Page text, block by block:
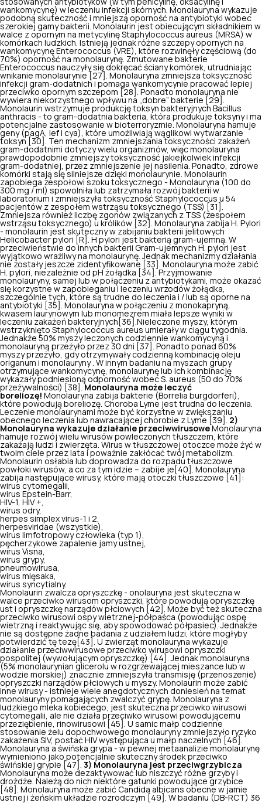
wankomycynę) w leczeniu infekcji skórnych. Monolauryna wykazuje
podobną skuteczność i mniejszą oporność na antybiotyki wobec
szerokiej gamy bakterii. Monolaurin jest obiecującym składnikiem w
walce z opornym na metycylinę Staphylococcus aureus (MRSA) w
komórkach ludzkich. Istnieją jednak różne szczepy opornych na
wankomycynę Enterococcus (VRE), które rozwinęły częściową (do
70%) oporność na monolaurynę. Zmutowane bakterie
Enterococcus nauczyły się dokręcać ściany komórek, utrudniając
wnikanie monolaurynie [27]. Monolauryna zmniejsza toksyczność
infekcji gram-dodatnich i pomaga wankomycynie pracować lepiej
przeciwko opornym szczepom [28]. Ponadto monolauryna nie
wywiera niekorzystnego wpływu na „dobre” bakterie [29].
Monolaurin wstrzymuje produkcję toksyn bakteryjnych Bacillus
anthracis - to gram-dodatnia bakteria, która produkuje toksyny i ma
potencjalne zastosowanie w bioterroryzmie. Monolauryna hamuje
geny (pagA, lef i cya), które umożliwiają wąglikowi wytwarzanie
toksyn [30]. Ten mechanizm zmniejszania toksyczności zakażeń
gram-dodatnimi dotyczy wielu organizmów, więc monolauryna
prawdopodobnie zmniejszy toksyczność jakiejkolwiek infekcji
gram-dodatniej, przez zmniejszenie jej nasilenia. Ponadto, zdrowe
komórki stają się silniejsze dzięki monolaurynie. Monolaurin
zapobiega zespołowi szoku toksycznego - Monolauryna (100 do
300 mg / ml) spowolniła lub zatrzymała rozwój bakterii w
laboratorium i zmniejszyła toksyczność Staphylococcus u 54
pacjentów z zespołem wstrząsu toksycznego (TSS) [31].
Zmniejsza również liczbę zgonów związanych z TSS (zespołem
wstrząsu toksycznego) u królików [32]. Monolauryna zabija H. Pylori
- monolaurin jest skuteczny w zabijaniu bakterii jelitowych
Helicobacter pylori
[R] . H pylori jest bakterią gram-ujemną. W
przeciwieństwie do innych bakterii Gram-ujemnych H. pylori jest
wyjątkowo wrażliwy na monolaurynę. Jednak mechanizmy działania
nie zostały jeszcze zidentyfikowane [33]. Monolauryna może zabić
H. pylori, niezależnie od pH żołądka [34]. Przyjmowanie
monolauryny, samej lub w połączeniu z antybiotykami, może okazać
się korzystne w zapobieganiu i leczeniu wrzodów żołądka,
szczególnie tych, które są trudne do leczenia i / lub są oporne na
antybiotyki [35]. Monolauryna w połączeniu z monokapryną,
kwasem laurynowym lub monomezrem miała lepsze wyniki w
leczeniu zakażeń bakteryjnych[36]. ​Nieleczone myszy, którym
wstrzyknięto Staphylococcus aureus umierały w ciągu tygodnia.
Jednakże 50% myszy leczonych codziennie wankomycyną i
monolauryną przeżyło przez 30 dni [37]. Ponadto ponad 60%
myszy przeżyło, gdy otrzymywały codzienną kombinację oleju
origanum i monolauryny . W innym badaniu na myszach grupy
otrzymujące wankomycynę, monolaurynę lub ich kombinację
wykazały podniesioną odporność wobec S. aureus (50 do 70%
przeżywalności) [38]. Monolauryna może leczyć
boreliozę! Monolauryna zabija bakterie (Borrelia burgdorferi),
które powodują boreliozę. Choroba Lyme jest trudna do leczenia.
Leczenie monolaurynami może być korzystne w zwiększaniu
obecnego leczenia lub nawracającej chorobie z Lyme [39]. 2)
Monolauryna wykazuje działanie przeciwwirusowe Monolauryna
hamuje rozwój wielu wirusów powleczonych tłuszczem, które
zakażają ludzi i zwierzęta. Wirus w tłuszczowej otoczce może żyć w
twoim ciele przez lata i poważnie zakłócać twój metabolizm.
Monolaurin osłabia lub doprowadza do rozpadu tłuszczowe
powłoki wirusów, a co za tym idzie – zabije je[40]. Monolauryna
zabija następujące wirusy, które mają otoczki tłuszczowe [41]:
wirus cytomegalii,
wirus Epstein-Barr,
HIV-1, HIV +,
wirus odry,
herpes simplex virus-1 i 2,
herpesviridae (wszystkie),
wirus limfotropowy człowieka (typ 1),
pęcherzykowe zapalenie jamy ustnej,
wirus Visna,
wirus grypy,
pneumowirusa,
wirus mięsaka,
wirus syncytialny.
Monolaurin zwalcza opryszczkę - onolauryna jest skuteczna w
walce przeciwko wirusom opryszczki, które powodują opryszczkę
ust i opryszczkę narządów płciowych [42]. Może być też skuteczna
przeciwko wirusowi ospy wietrznej-półpaśca (powodując ospę
wietrzną i reaktywując się, aby spowodować półpasiec). Jednakże
nie są dostępne żadne badania z udziałem ludzi, które mogłyby
potwierdzić tę tezę[43]. U zwierząt monolauryna wykazuje
działanie przeciwwirusowe przeciwko wirusowi opryszczki
pospolitej (wywołującym opryszczkę) [44]. Jednak monolauryna
(5% monolaurynian glicerolu w rozgrzewającej mieszance lub w
wodzie morskiej) znacznie zmniejszyła transmisję (przenoszenie)
opryszczki narządów płciowych u myszy. Monolaurin może zabić
inne wirusy - istnieje wiele anegdotycznych doniesień na temat
monolauryny pomagających zwalczyć grypę. Monolauryna z
ludzkiego mleka kobiecego, jest skuteczna przeciwko wirusowi
cytomegalii, ale nie działa przeciwko wirusowi powodującemu
przeziębienie, rinowirusowi [45]. U samic małp codzienne
stosowanie żelu dopochwowego monolauryny zmniejszyło ryzyko
zakażenia SIV, postać HIV występująca u małp naczelnych [46].
Monolauryna a świńska grypa - w pewnej metaanalizie monolaurynę
wymieniono jako potencjalnie skuteczny środek przeciwko
świńskiej grypie [47]. 3) Monolauryna jest przeciwgrzybicza
Monolauryna może dezaktywować lub niszczyć różne grzyby i
drożdże. Należą do nich niektóre gatunki powodujące grzybice
[48]. Monolauryna może zabić Candida albicans obecne w jamie
ustnej i żeńskim układzie rozrodczym [49]. W badaniu (DB-RCT) 36